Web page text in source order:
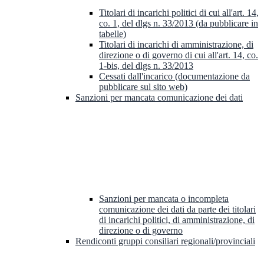
Titolari di incarichi politici di cui all'art. 14,
co. 1, del dlgs n. 33/2013 (da pubblicare in
tabelle)
Titolari di incarichi di amministrazione, di
direzione o di governo di cui all'art. 14, co.
1-bis, del dlgs n. 33/2013
Cessati dall'incarico (documentazione da
pubblicare sul sito web)
Sanzioni per mancata comunicazione dei dati
Sanzioni per mancata o incompleta
comunicazione dei dati da parte dei titolari
di incarichi politici, di amministrazione, di
direzione o di governo
Rendiconti gruppi consiliari regionali/provinciali